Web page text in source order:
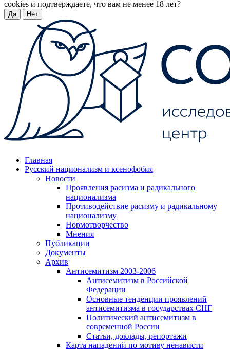
cookies и подтверждаете, что вам не менее 18 лет?
Да Нет
Главная
Русский национализм и ксенофобия
Новости
Проявления расизма и радикального
национализма
Противодействие расизму и радикальному
национализму
Нормотворчество
Мнения
Публикации
Документы
Архив
Антисемитизм 2003-2006
Антисемитизм в Российской
Федерации
Основные тенденции проявлений
антисемитизма в государствах СНГ
Политический антисемитизм в
современной России
Статьи, доклады, репортажи
Карта нападений по мотиву ненависти